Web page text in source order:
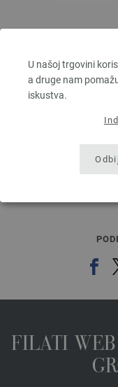
U našoj trgovini
a druge nam
iskustva.
Odbij
bez PDV-a, dodatno
FILATI